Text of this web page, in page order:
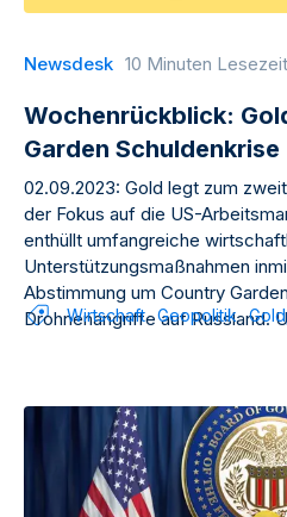
Newsdesk 10 Minuten Lesezeit
Wochenrückblick:
Garden Schuldenkrise
02.09.2023: Gold legt zum
der Fokus auf die US-
enthüllt umfangreiche
Unterstützungsmaßnahmen
Abstimmung um Country
Drohnenangriffe auf Russland.
Wirtschaft Geopolitik